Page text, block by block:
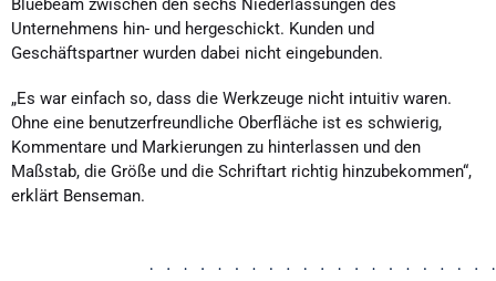
Bluebeam zwischen den sechs Niederlassungen des
Unternehmens hin- und hergeschickt. Kunden und
Geschäftspartner wurden dabei nicht eingebunden.
„Es war einfach so, dass die Werkzeuge nicht intuitiv waren.
Ohne eine benutzerfreundliche Oberfläche ist es schwierig,
Kommentare und Markierungen zu hinterlassen und den
Maßstab, die Größe und die Schriftart richtig hinzubekommen“,
erklärt Benseman.